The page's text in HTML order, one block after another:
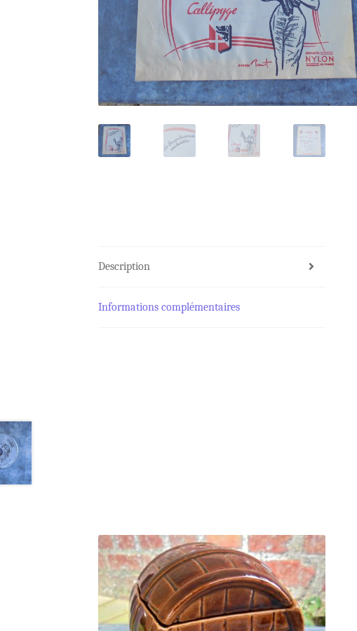
Description
Informations complémentaires